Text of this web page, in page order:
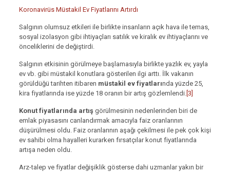
Koronavirüs Müstakil Ev Fiyatlarını Artırdı
Salgının olumsuz etkileri ile birlikte insanların açık hava ile temas,
sosyal izolasyon gibi ihtiyaçları satılık ve kiralık ev ihtiyaçlarını ve
önceliklerini de değiştirdi.
Salgının etkisinin görülmeye başlamasıyla birlikte yazlık ev, yayla
ev vb. gibi müstakil konutlara gösterilen ilgi arttı. İlk vakanın
görüldüğü tarihten itibaren müstakil ev fiyatlarında yüzde 25,
kira fiyatlarında ise yüzde 18 oranın bir artış gözlemlendi.[3]
Konut fiyatlarında artış görülmesinin nedenlerinden biri de
emlak piyasasını canlandırmak amacıyla faiz oranlarının
düşürülmesi oldu. Faiz oranlarının aşağı çekilmesi ile pek çok kişi
ev sahibi olma hayalleri kurarken fırsatçılar konut fiyatlarında
artışa neden oldu.
Arz-talep ve fiyatlar değişiklik gösterse dahi uzmanlar yakın bir